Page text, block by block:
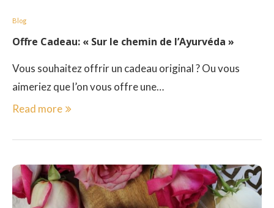
Blog
Offre Cadeau: « Sur le chemin de l’Ayurvéda »
Vous souhaitez offrir un cadeau original ? Ou vous
aimeriez que l’on vous offre une…
Read more